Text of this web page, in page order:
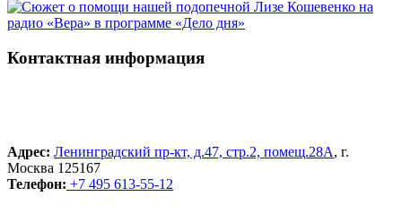
Контактная информация
Адрес: Ленинградский пр-кт, д.47, стр.2, помещ.28А, г.
Москва 125167
Телефон: +7 495 613-55-12